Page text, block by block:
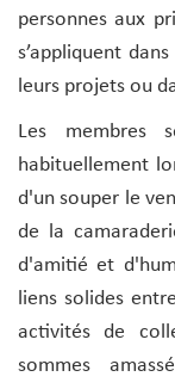
personnes aux
s’appliquent
leurs projets ou
Les membres
habituellement
d'un souper le
de la
d'amitié et
liens solides
activités de
sommes